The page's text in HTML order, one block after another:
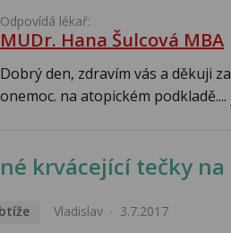
Odpovídá lékař:
MUDr. Hana Šulcová MBA
Dobrý den, zdravím vás a děkuji
onemoc. na atopickém podkladě....
krvácející tečky na
Vladislav 3.7.2017